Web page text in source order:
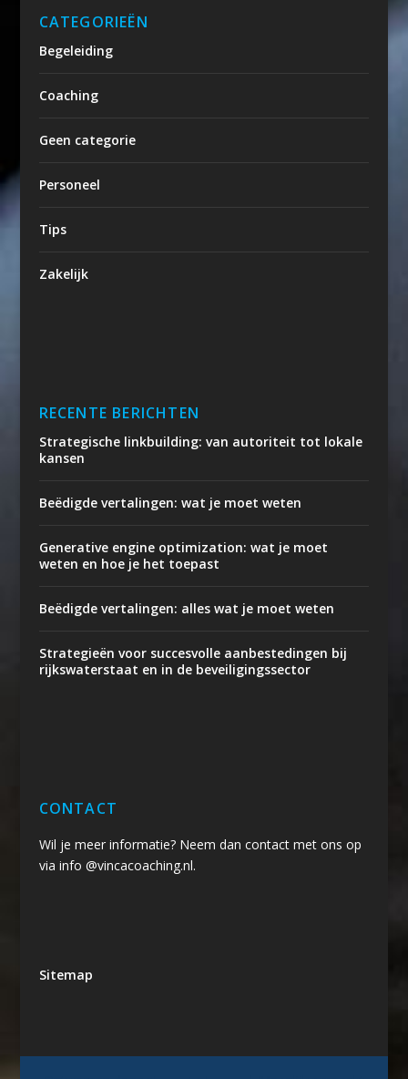
CATEGORIEËN
Begeleiding
Coaching
Geen categorie
Personeel
Tips
Zakelijk
RECENTE BERICHTEN
Strategische linkbuilding: van autoriteit tot lokale
kansen
Beëdigde vertalingen: wat je moet weten
Generative engine optimization: wat je moet
weten en hoe je het toepast
Beëdigde vertalingen: alles wat je moet weten
Strategieën voor succesvolle aanbestedingen bij
rijkswaterstaat en in de beveiligingssector
CONTACT
Wil je meer informatie? Neem dan contact met ons op
via info @vincacoaching.nl.
Sitemap